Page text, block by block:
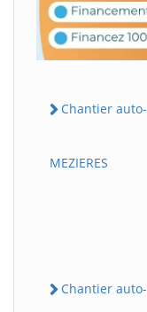
Chantier
MEZIERES
Chantier